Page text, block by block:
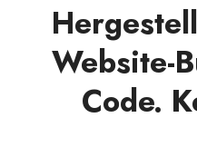
Website-
Code.